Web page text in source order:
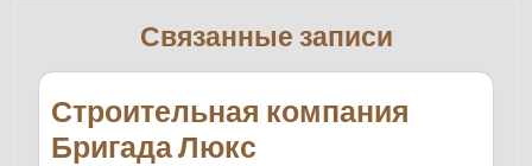
Связанные записи
Строительная компания
Бригада Люкс